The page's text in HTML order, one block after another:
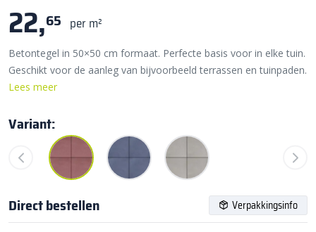
22,65 per m²
Betontegel in 50×50 cm formaat. Perfecte basis voor in elke tuin.
Geschikt voor de aanleg van bijvoorbeeld terrassen en tuinpaden.
Lees meer
Variant:
Direct bestellen Verpakkingsinfo